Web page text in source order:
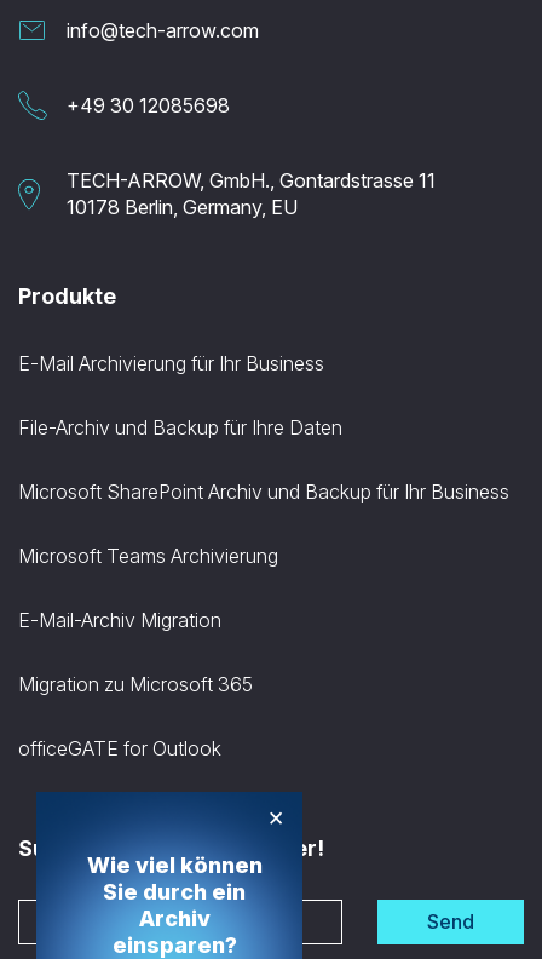
info@tech-arrow.com
+49 30 12085698
TECH-ARROW, GmbH., Gontardstrasse 11
10178 Berlin, Germany, EU
Produkte
E-Mail Archivierung für Ihr Business
File-Archiv und Backup für Ihre Daten
Microsoft SharePoint Archiv und Backup für Ihr Business
Microsoft Teams Archivierung
E-Mail-Archiv Migration
Migration zu Microsoft 365
officeGATE for Outlook
Subscribe to the Newsletter!
Send
×
Wie viel können
Sie durch ein
Archiv
einsparen?